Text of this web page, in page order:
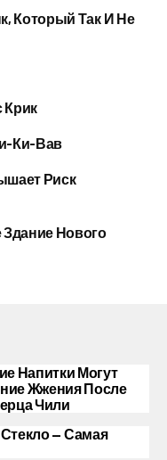
Который Так И Не
Крик
Ки-Вав
Риск
Здание Нового
Напитки Могут
Жжения После
Чили
— Самая